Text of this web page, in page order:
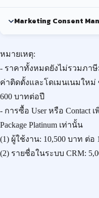
Marketing Consent
หมายเหตุ:
- ราคาทั้งหมดยังไม่รวมภาษี
ค่าติดตั้งและโดเมนเนมใหม่
600 บาทต่อปี
- การซื้อ User หรือ Contact
Package Platinum เท่านั้น
(1) ผู้ใช้งาน: 10,500 บาท ต่อ
(2) รายชื่อในระบบ CRM: